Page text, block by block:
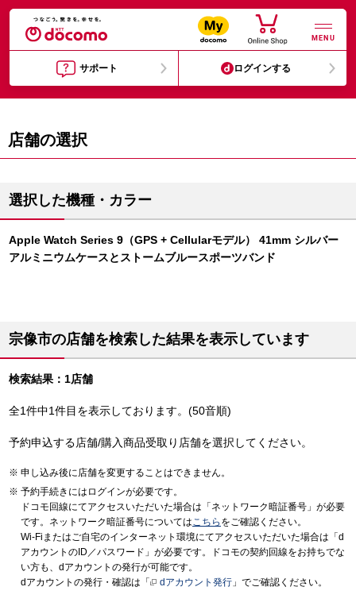
MENU
サポート ログインする
店舗の選択
選択した機種・カラー
Apple Watch Series 9（GPS + Cellularモデル） 41mm シルバー
アルミニウムケースとストームブルースポーツバンド
宗像市の店舗を検索した結果を表示しています
検索結果：1店舗
全1件中1件目を表示しております。(50音順)
予約申込する店舗/購入商品受取り店舗を選択してください。
申し込み後に店舗を変更することはできません。
予約手続きにはログインが必要です。
ドコモ回線にてアクセスいただいた場合は「ネットワーク暗証番号」が必要
です。ネットワーク暗証番号についてはこちら をご確認ください。
Wi-Fiまたはご自宅のインターネット環境にてアクセスいただいた場合は「d
アカウントのID／パスワード」が必要です。ドコモの契約回線をお持ちでな
い方も、dアカウントの発行が可能です。
dアカウントの発行・確認は「
dアカウント発行 」でご確認ください。